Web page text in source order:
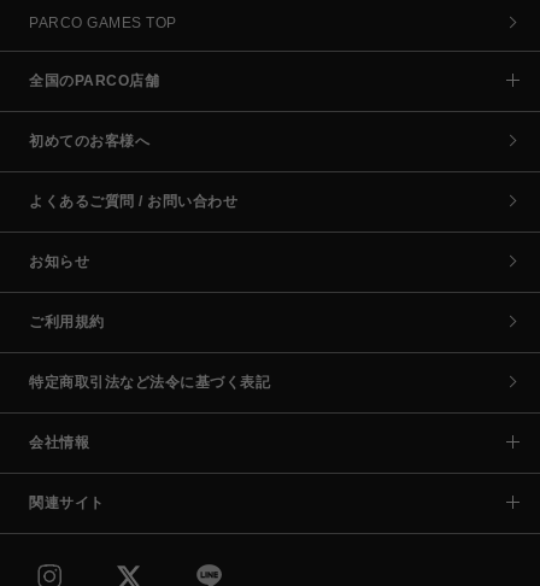
PARCO GAMES TOP
全国のPARCO店舗
初めてのお客様へ
よくあるご質問 / お問い合わせ
お知らせ
ご利用規約
特定商取引法など法令に基づく表記
会社情報
関連サイト